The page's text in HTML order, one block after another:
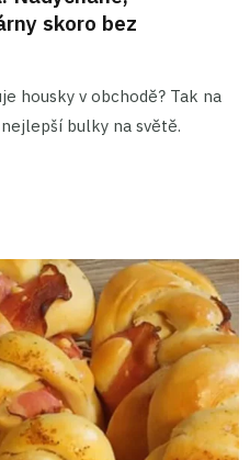
skoro bez
housky v obchodě? Tak na
bulky na světě.